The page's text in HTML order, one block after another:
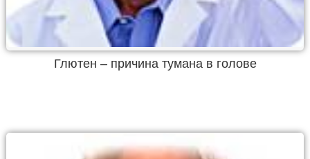
Глютен – причина тумана в голове